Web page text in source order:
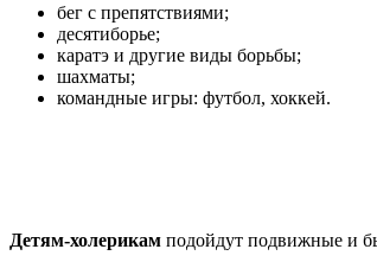
бег с препятствиями;
десятиборье;
каратэ и другие виды борьбы;
шахматы;
командные игры: футбол, хоккей.
Детям-холерикам подойдут подвижные и